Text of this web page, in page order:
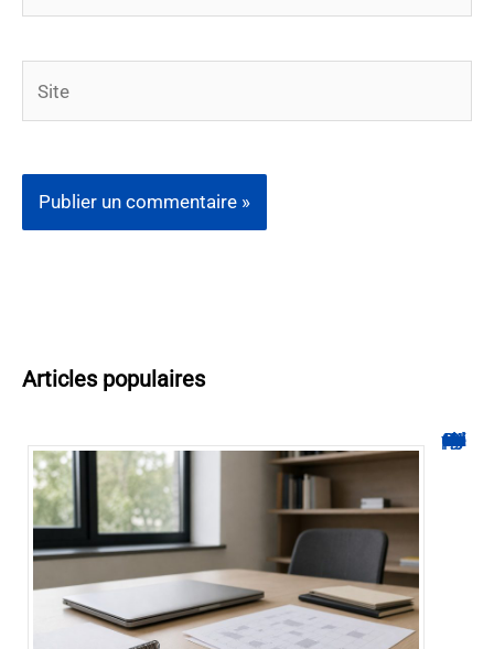
Articles populaires
Hyperplanning INSA CVL : comment suivre votre planning ?